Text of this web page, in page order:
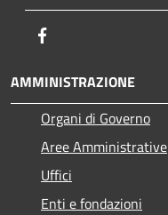
AMMINISTRAZIONE
Organi di Governo
Aree Amministrative
Uffici
Enti e fondazioni